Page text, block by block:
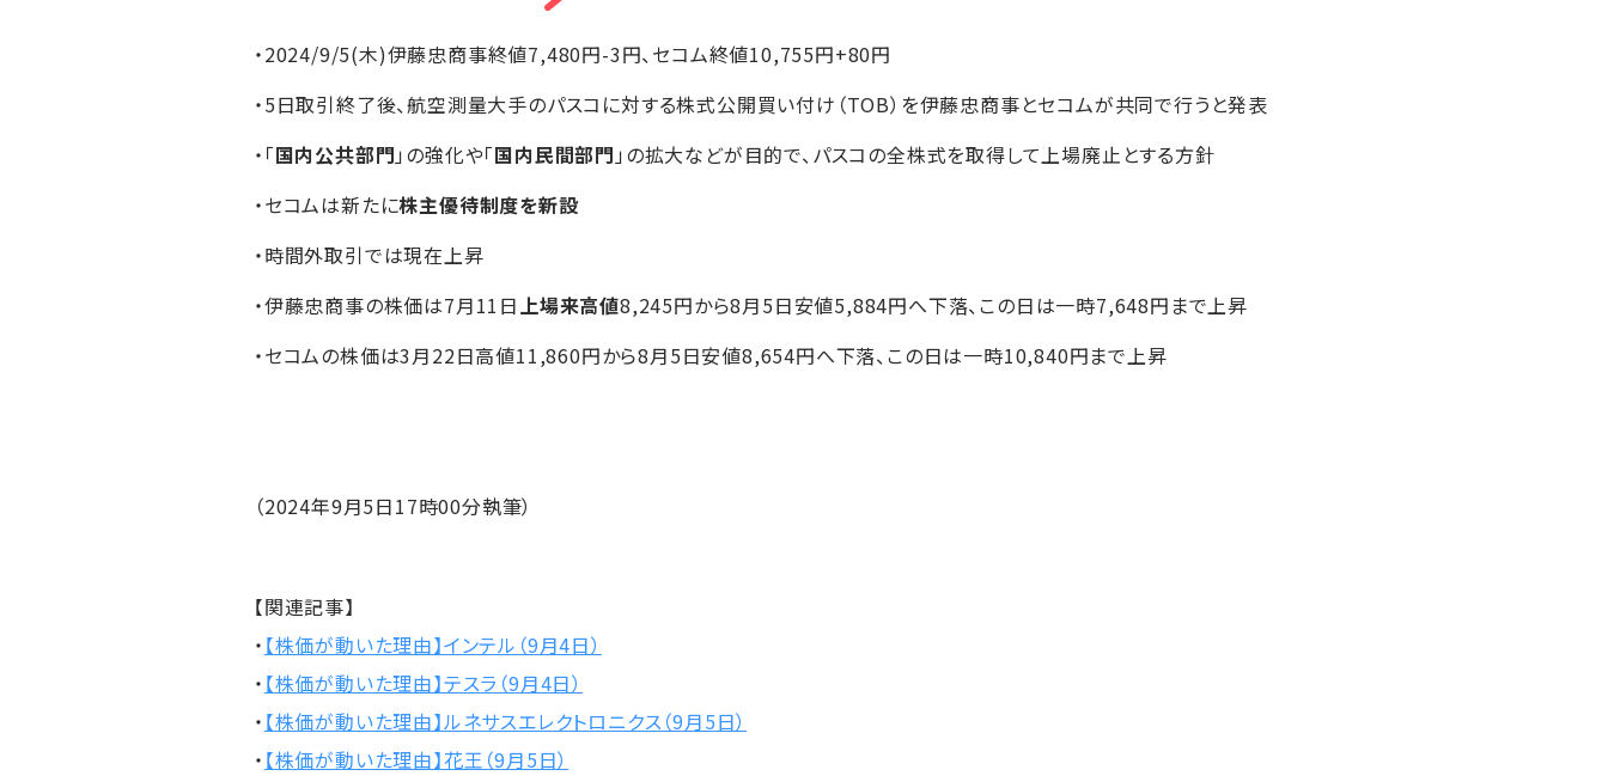
・2024/9/5(木)伊藤忠商事終値7,480円-3円、セコム終値10,755円+80円
・5日取引終了後、航空測量大手のパスコに対する株式公開買い付け（TOB）を伊藤忠商事とセコムが共同で行うと発表
・「国内公共部門 」の強化や「国内民間部門 」の拡大などが目的で、パスコの全株式を取得して上場廃止とする方針
・セコムは新たに株主優待制度を新設
・時間外取引では現在上昇
・伊藤忠商事の株価は7月11日上場来高値8,245円から8月5日安値5,884円へ下落、この日は一時7,648円まで上昇
・セコムの株価は3月22日高値11,860円から8月5日安値8,654円へ下落、この日は一時10,840円まで上昇
（2024年9月5日17時00分執筆）
【関連記事】
・ 【株価が動いた理由】インテル（9月4日）
・ 【株価が動いた理由】テスラ（9月4日）
・ 【株価が動いた理由】ルネサスエレクトロニクス（9月5日）
・ 【株価が動いた理由】花王（9月5日）